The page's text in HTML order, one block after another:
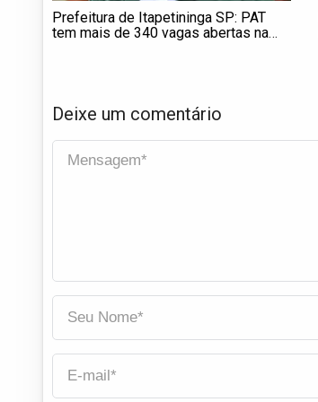
Prefeitura de Itapetininga SP: PAT
tem mais de 340 vagas abertas na
Deixe um comentário